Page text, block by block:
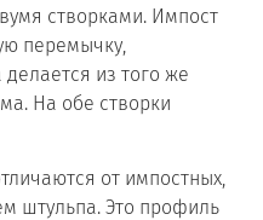
створками. Импост
перемычку,
из того же
На обе створки
от импостных,
штульпа. Это профиль